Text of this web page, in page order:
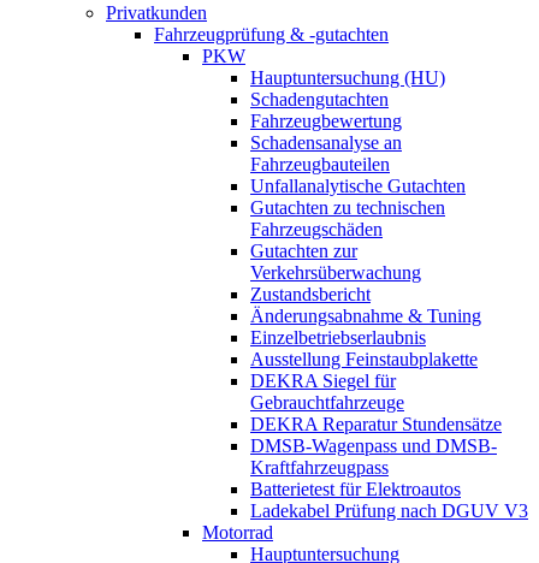
Privatkunden
Fahrzeugprüfung & -gutachten
PKW
Hauptuntersuchung (HU)
Schadengutachten
Fahrzeugbewertung
Schadensanalyse an
Fahrzeugbauteilen
Unfallanalytische Gutachten
Gutachten zu technischen
Fahrzeugschäden
Gutachten zur
Verkehrsüberwachung
Zustandsbericht
Änderungsabnahme & Tuning
Einzelbetriebserlaubnis
Ausstellung Feinstaubplakette
DEKRA Siegel für
Gebrauchtfahrzeuge
DEKRA Reparatur Stundensätze
DMSB-Wagenpass und DMSB-
Kraftfahrzeugpass
Batterietest für Elektroautos
Ladekabel Prüfung nach DGUV V3
Motorrad
Hauptuntersuchung